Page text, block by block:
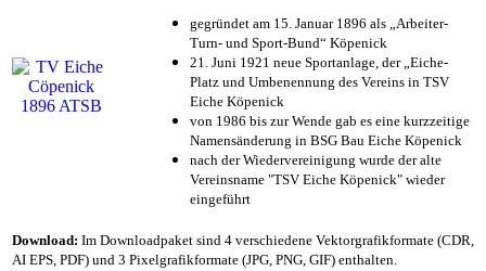
gegründet am 15. Januar 1896 als „Arbeiter-
Turn- und Sport-Bund“ Köpenick
21. Juni 1921 neue Sportanlage, der „Eiche-
Platz und Umbenennung des Vereins in TSV
Eiche Köpenick
von 1986 bis zur Wende gab es eine kurzzeitige
Namensänderung in BSG Bau Eiche Köpenick
nach der Wiedervereinigung wurde der alte
Vereinsname "TSV Eiche Köpenick" wieder
eingeführt
Download: Im Downloadpaket sind 4 verschiedene Vektorgrafikformate (CDR,
AI EPS, PDF) und 3 Pixelgrafikformate (JPG, PNG, GIF) enthalten.